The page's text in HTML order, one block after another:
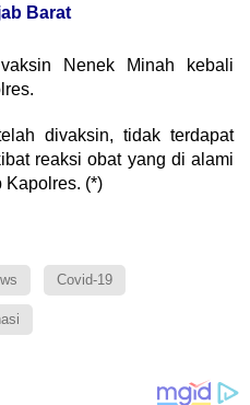
Barat
Nenek Minah kebali
divaksin, tidak terdapat
reaksi obat yang di alami
Kapolres. (*)
Covid-19